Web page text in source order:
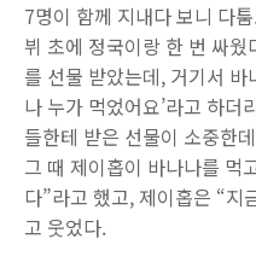
7명이 함께 지내다 보니 다
뷔 초에 정국이랑 한 번 싸
를 선물 받았는데, 거기서
나 누가 먹었어요’라고 하더
들한테 받은 선물이 소중한
그 때 제이홉이 바나나를 먹
다”라고 했고, 제이홉은 “지
고 웃었다.